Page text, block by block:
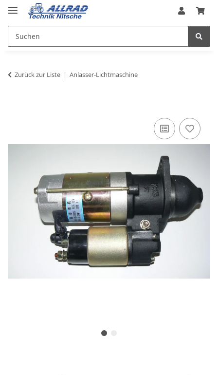
Zurück zur Liste Anlasser-Lichtmaschine